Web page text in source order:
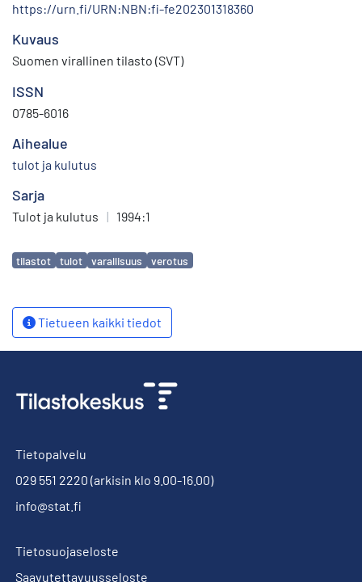
https://urn.fi/URN:NBN:fi-fe202301318360
Kuvaus
Suomen virallinen tilasto (SVT)
ISSN
0785-6016
Aihealue
tulot ja kulutus
Sarja
Tulot ja kulutus | 1994:1
Avainsanat
tilastot tulot varallisuus verotus
Tietueen kaikki tiedot
Tietopalvelu
029 551 2220 (arkisin klo 9.00-16.00)
info@stat.fi
Tietosuojaseloste
Saavutettavuusseloste